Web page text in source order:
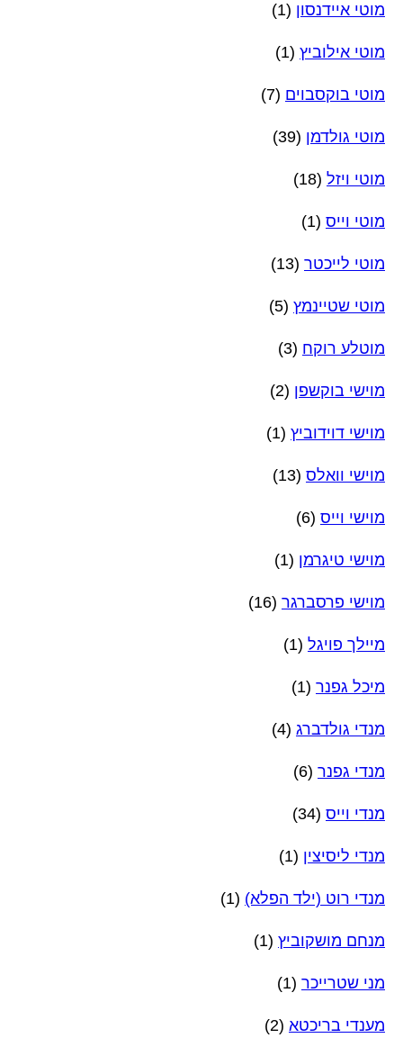
מוטי איידנסון (1)
מוטי אילוביץ (1)
מוטי בוקסבוים (7)
מוטי גולדמן (39)
מוטי ויזל (18)
מוטי וייס (1)
מוטי לייכטר (13)
מוטי שטיינמץ (5)
מוטלע רוקח (3)
מוישי בוקשפן (2)
מוישי דוידוביץ (1)
מוישי וואלס (13)
מוישי וייס (6)
מוישי טיגרמן (1)
מוישי פרסברגר (16)
מיילך פויגל (1)
מיכל גפנר (1)
מנדי גולדברג (4)
מנדי גפנר (6)
מנדי וייס (34)
מנדי ליסיצין (1)
מנדי רוט (ילד הפלא) (1)
מנחם מושקוביץ (1)
מני שטרייכר (1)
מענדי בריכטא (2)